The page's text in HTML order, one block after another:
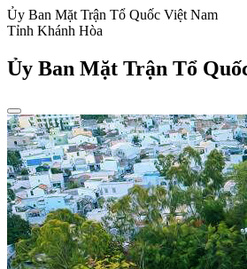
Ủy Ban Mặt Trận Tổ Quốc Việt Nam
Tỉnh Khánh Hòa
Ủy Ban Mặt Trận Tổ